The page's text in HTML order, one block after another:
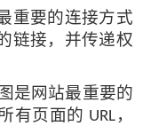
重要的连接方式
链接，并传递权
是网站最重要的
有页面的 URL ，